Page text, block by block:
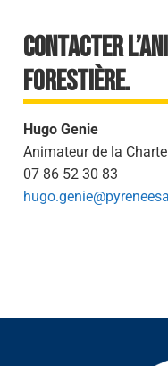
Contacter
Forestière.
Hugo Genie
Animateur de la
07 86 52 30 83